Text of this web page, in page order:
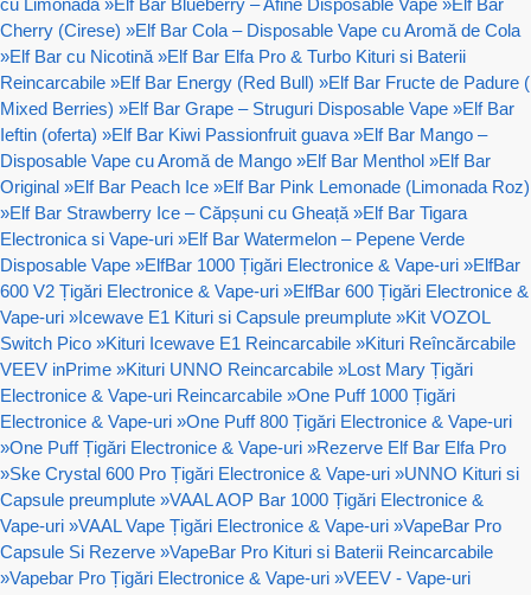
cu Limonadă »Elf Bar Blueberry – Afine Disposable Vape »Elf Bar
Cherry (Cirese) »Elf Bar Cola – Disposable Vape cu Aromă de Cola
»Elf Bar cu Nicotină »Elf Bar Elfa Pro & Turbo Kituri si Baterii
Reincarcabile »Elf Bar Energy (Red Bull) »Elf Bar Fructe de Padure (
Mixed Berries) »Elf Bar Grape – Struguri Disposable Vape »Elf Bar
Ieftin (oferta) »Elf Bar Kiwi Passionfruit guava »Elf Bar Mango –
Disposable Vape cu Aromă de Mango »Elf Bar Menthol »Elf Bar
Original »Elf Bar Peach Ice »Elf Bar Pink Lemonade (Limonada Roz)
»Elf Bar Strawberry Ice – Căpșuni cu Gheață »Elf Bar Tigara
Electronica si Vape-uri »Elf Bar Watermelon – Pepene Verde
Disposable Vape »ElfBar 1000 Țigări Electronice & Vape-uri »ElfBar
600 V2 Țigări Electronice & Vape-uri »ElfBar 600 Țigări Electronice &
Vape-uri »Icewave E1 Kituri si Capsule preumplute »Kit VOZOL
Switch Pico »Kituri Icewave E1 Reincarcabile »Kituri Reîncărcabile
VEEV inPrime »Kituri UNNO Reincarcabile »Lost Mary Țigări
Electronice & Vape-uri Reincarcabile »One Puff 1000 Țigări
Electronice & Vape-uri »One Puff 800 Țigări Electronice & Vape-uri
»One Puff Țigări Electronice & Vape-uri »Rezerve Elf Bar Elfa Pro
»Ske Crystal 600 Pro Țigări Electronice & Vape-uri »UNNO Kituri si
Capsule preumplute »VAAL AOP Bar 1000 Țigări Electronice &
Vape-uri »VAAL Vape Țigări Electronice & Vape-uri »VapeBar Pro
Capsule Si Rezerve »VapeBar Pro Kituri si Baterii Reincarcabile
»Vapebar Pro Țigări Electronice & Vape-uri »VEEV - Vape-uri